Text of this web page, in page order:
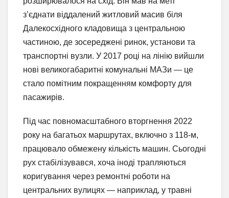
з’єднати віддалений житловий масив біля
Далекосхідного кладовища з центральною
частиною, де зосереджені ринок, установи та
транспортні вузли. У 2017 році на лінію вийшли
нові великогабаритні комунальні МАЗи — це
стало помітним покращенням комфорту для
пасажирів.
Під час повномасштабного вторгнення 2022
року на багатьох маршрутах, включно з 118-м,
працювало обмежену кількість машин. Сьогодні
рух стабілізувався, хоча іноді трапляються
коригування через ремонтні роботи на
центральних вулицях — наприклад, у травні